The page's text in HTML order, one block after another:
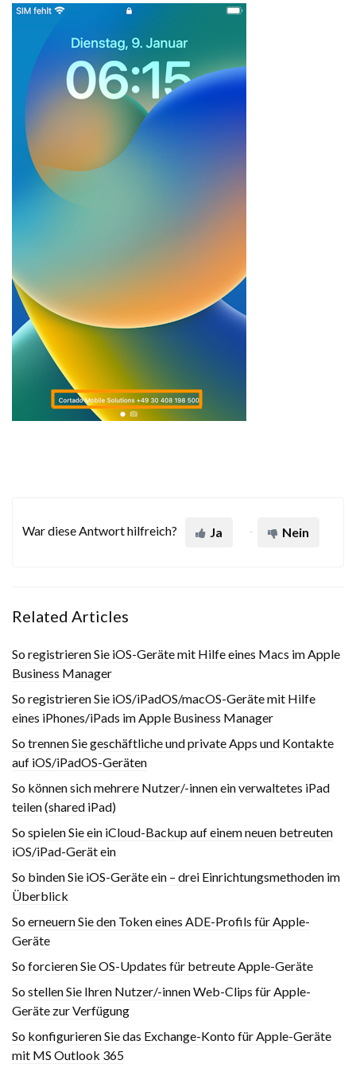
War diese Antwort hilfreich? Ja Nein
Related Articles
So registrieren Sie iOS-Geräte mit Hilfe eines Macs im Apple
Business Manager
So registrieren Sie iOS/iPadOS/macOS-Geräte mit Hilfe
eines iPhones/iPads im Apple Business Manager
So trennen Sie geschäftliche und private Apps und Kontakte
auf iOS/iPadOS-Geräten
So können sich mehrere Nutzer/-innen ein verwaltetes iPad
teilen (shared iPad)
So spielen Sie ein iCloud-Backup auf einem neuen betreuten
iOS/iPad-Gerät ein
So binden Sie iOS-Geräte ein – drei Einrichtungsmethoden im
Überblick
So erneuern Sie den Token eines ADE-Profils für Apple-
Geräte
So forcieren Sie OS-Updates für betreute Apple-Geräte
So stellen Sie Ihren Nutzer/-innen Web-Clips für Apple-
Geräte zur Verfügung
So konfigurieren Sie das Exchange-Konto für Apple-Geräte
mit MS Outlook 365